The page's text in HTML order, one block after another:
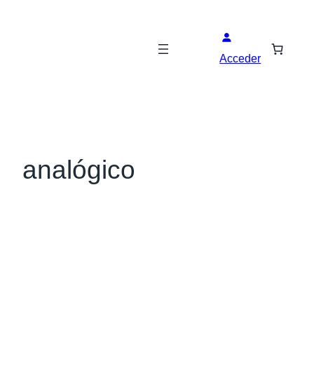
Acceder
analógico